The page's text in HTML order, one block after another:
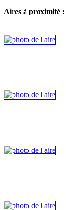
Aires à proximité :